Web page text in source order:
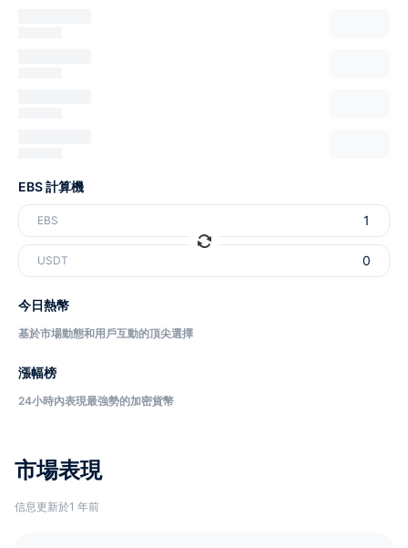
市場表現
信息更新於1 年前
EBS 計算機
EBS
USDT
今日熱幣
基於市場動態和用戶互動的頂尖選擇
漲幅榜
24小時內表現最強勢的加密貨幣